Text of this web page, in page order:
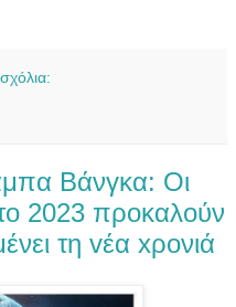
Βάνγκα: Οι
2023 προκαλούν
τη vέα xρονιά